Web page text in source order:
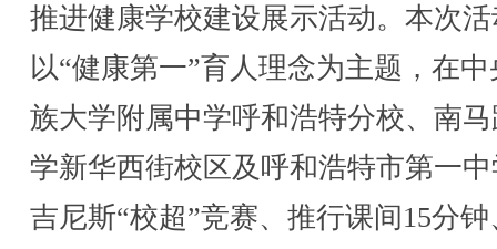
推进健康学校建设展示活动。本次
以“健康第一”育人理念为主题，在
族大学附属中学呼和浩特分校、南
学新华西街校区及呼和浩特市第一
吉尼斯“校超”竞赛、推行课间15分钟